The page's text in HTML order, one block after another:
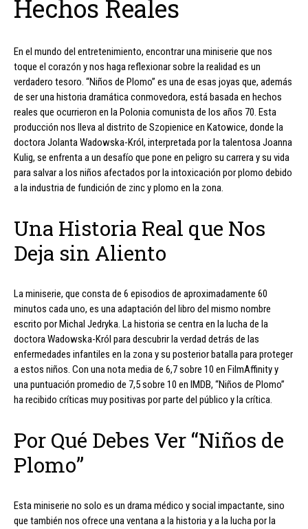
Hechos Reales
En el mundo del entretenimiento, encontrar una miniserie que nos
toque el corazón y nos haga reflexionar sobre la realidad es un
verdadero tesoro. “Niños de Plomo” es una de esas joyas que, además
de ser una historia dramática conmovedora, está basada en hechos
reales que ocurrieron en la Polonia comunista de los años 70. Esta
producción nos lleva al distrito de Szopienice en Katowice, donde la
doctora Jolanta Wadowska-Król, interpretada por la talentosa Joanna
Kulig, se enfrenta a un desafío que pone en peligro su carrera y su vida
para salvar a los niños afectados por la intoxicación por plomo debido
a la industria de fundición de zinc y plomo en la zona.
Una Historia Real que Nos
Deja sin Aliento
La miniserie, que consta de 6 episodios de aproximadamente 60
minutos cada uno, es una adaptación del libro del mismo nombre
escrito por Michal Jedryka. La historia se centra en la lucha de la
doctora Wadowska-Król para descubrir la verdad detrás de las
enfermedades infantiles en la zona y su posterior batalla para proteger
a estos niños. Con una nota media de 6,7 sobre 10 en FilmAffinity y
una puntuación promedio de 7,5 sobre 10 en IMDB, “Niños de Plomo”
ha recibido críticas muy positivas por parte del público y la crítica.
Por Qué Debes Ver “Niños de
Plomo”
Esta miniserie no solo es un drama médico y social impactante, sino
que también nos ofrece una ventana a la historia y a la lucha por la